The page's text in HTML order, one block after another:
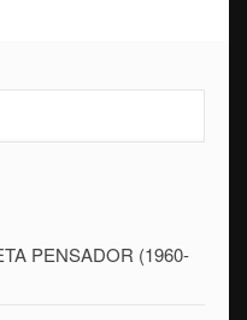
PENSADOR (1960-